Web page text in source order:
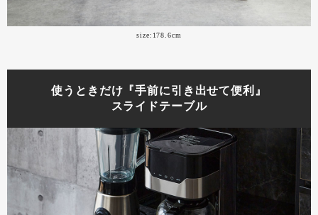
size:178.6cm
使うときだけ『手前に引き出せて便利』
スライドテーブル